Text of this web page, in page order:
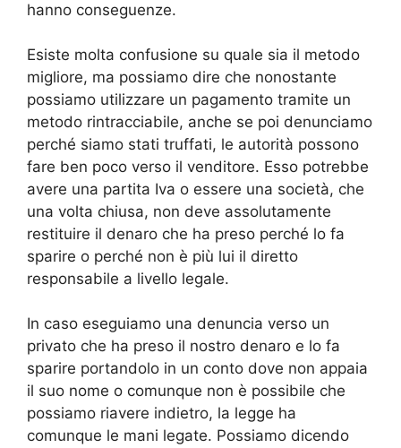
hanno conseguenze.
Esiste molta confusione su quale sia il metodo
migliore, ma possiamo dire che nonostante
possiamo utilizzare un pagamento tramite un
metodo rintracciabile, anche se poi denunciamo
perché siamo stati truffati, le autorità possono
fare ben poco verso il venditore. Esso potrebbe
avere una partita Iva o essere una società, che
una volta chiusa, non deve assolutamente
restituire il denaro che ha preso perché lo fa
sparire o perché non è più lui il diretto
responsabile a livello legale.
In caso eseguiamo una denuncia verso un
privato che ha preso il nostro denaro e lo fa
sparire portandolo in un conto dove non appaia
il suo nome o comunque non è possibile che
possiamo riavere indietro, la legge ha
comunque le mani legate. Possiamo dicendo